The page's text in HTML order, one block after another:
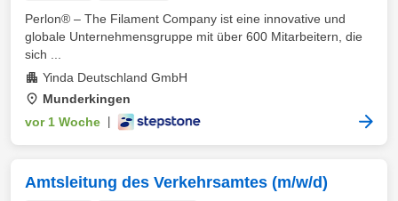
Perlon® – The Filament Company ist eine innovative und
globale Unternehmensgruppe mit über 600 Mitarbeitern, die
sich ...
Yinda Deutschland GmbH
Munderkingen
vor 1 Woche
Amtsleitung des Verkehrsamtes (m/w/d)